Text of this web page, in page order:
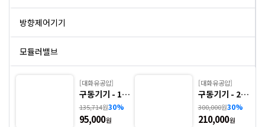
방향제어기기
모듈러밸브
[대화유공압]
구동기기 - 1.
HS-SD ※ 사
양 선정 후 견
적 의뢰 바랍니
135,714원30%
95,000원
[대화유공압]
구동기기 - 2.
HS-SD-S/W
※ 사양 선정
후 견적 의뢰
300,000원30%
210,000원